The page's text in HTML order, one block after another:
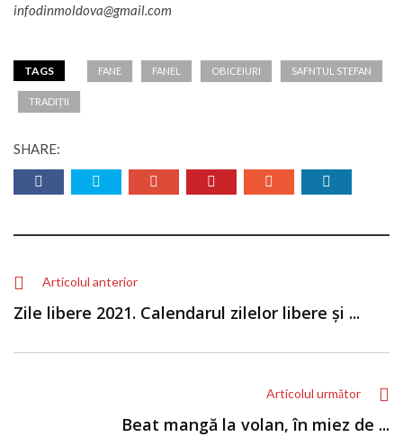
infodinmoldova@gmail.com
TAGS FANE FANEL OBICEIURI SAFNTUL STEFAN
TRADIȚII
SHARE:
Articolul anterior
Zile libere 2021. Calendarul zilelor libere și ...
Articolul următor
Beat mangă la volan, în miez de ...